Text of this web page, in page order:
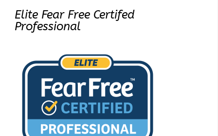
Elite Fear Free Certifed
Professional